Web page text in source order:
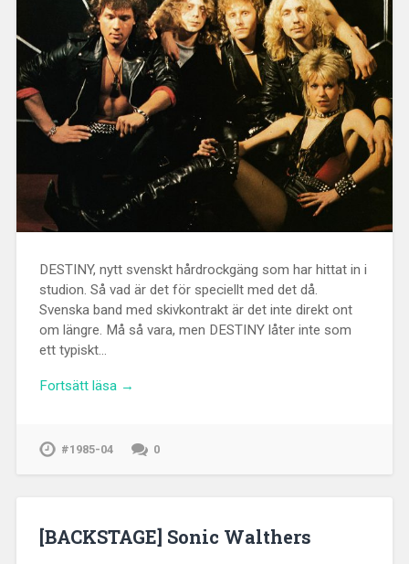
DESTINY, nytt svenskt hårdrockgäng som har hittat in i
studion. Så vad är det för speciellt med det då.
Svenska band med skivkontrakt är det inte direkt ont
om längre. Må så vara, men DESTINY låter inte som
ett typiskt…
Fortsätt läsa →
#1985-04 0
[BACKSTAGE] Sonic Walthers